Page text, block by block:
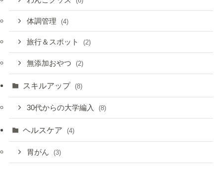
体調管理 (4)
旅行＆スポット (2)
無添加おやつ (2)
スキルアップ (8)
30代からの大学編入 (8)
ヘルスケア (4)
胃がん (3)